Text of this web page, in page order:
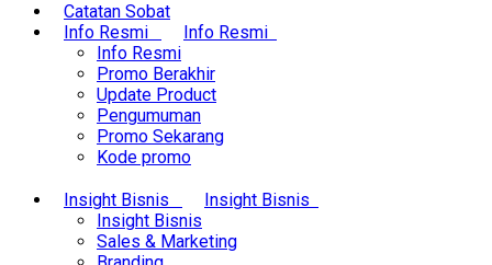
Catatan Sobat
Info Resmi
Info Resmi
Info Resmi
Promo Berakhir
Update Product
Pengumuman
Promo Sekarang
Kode promo
Insight Bisnis
Insight Bisnis
Insight Bisnis
Sales & Marketing